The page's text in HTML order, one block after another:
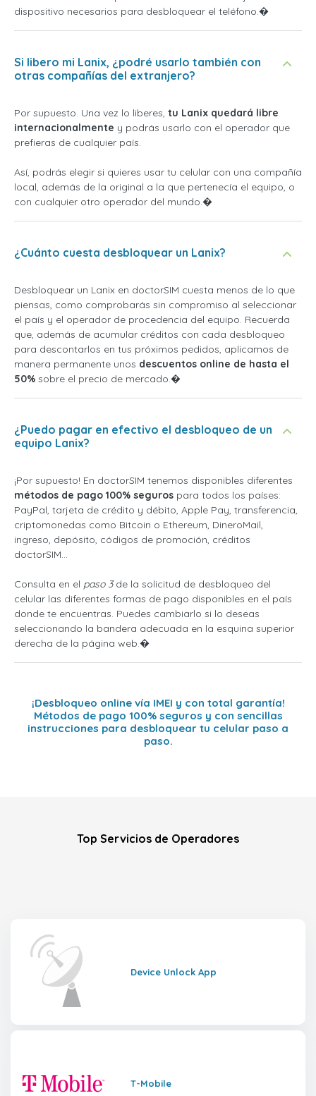
dispositivo necesarios para desbloquear el teléfono.�
Si libero mi Lanix, ¿podré usarlo también con
otras compañías del extranjero?
Por supuesto. Una vez lo liberes, tu Lanix quedará libre
internacionalmente y podrás usarlo con el operador que
prefieras de cualquier país.
Así, podrás elegir si quieres usar tu celular con una compañía
local, además de la original a la que pertenecía el equipo, o
con cualquier otro operador del mundo.�
¿Cuánto cuesta desbloquear un Lanix?
Desbloquear un Lanix en doctorSIM cuesta menos de lo que
piensas, como comprobarás sin compromiso al seleccionar
el país y el operador de procedencia del equipo. Recuerda
que, además de acumular créditos con cada desbloqueo
para descontarlos en tus próximos pedidos, aplicamos de
manera permanente unos descuentos online de hasta el
50% sobre el precio de mercado.�
¿Puedo pagar en efectivo el desbloqueo de un
equipo Lanix?
¡Por supuesto! En doctorSIM tenemos disponibles diferentes
métodos de pago 100% seguros para todos los países:
PayPal, tarjeta de crédito y débito, Apple Pay, transferencia,
criptomonedas como Bitcoin o Ethereum, DineroMail,
ingreso, depósito, códigos de promoción, créditos
doctorSIM...
Consulta en el paso 3de la solicitud de desbloqueo del
celular las diferentes formas de pago disponibles en el país
donde te encuentras. Puedes cambiarlo si lo deseas
seleccionando la bandera adecuada en la esquina superior
derecha de la página web.�
¡Desbloqueo online vía IMEI y con total garantía!
Métodos de pago 100% seguros y con sencillas
instrucciones para desbloquear tu celular paso a
paso.
Top Servicios de Operadores
Device Unlock App
T-Mobile